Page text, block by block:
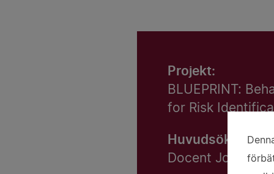
Projekt:
BLUEPRINT:
for Risk
Huvudsökande:
Docent Johan